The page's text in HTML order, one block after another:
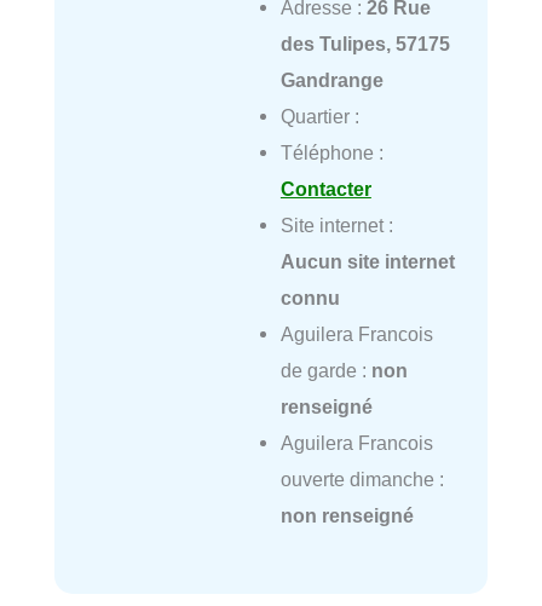
Adresse : 26 Rue
des Tulipes, 57175
Gandrange
Quartier :
Téléphone :
Contacter
Site internet :
Aucun site internet
connu
Aguilera Francois
de garde : non
renseigné
Aguilera Francois
ouverte dimanche :
non renseigné